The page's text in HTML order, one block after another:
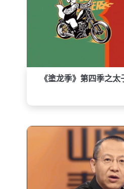
《塗龙季》第四季之